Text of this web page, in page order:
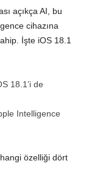
açıkça AI, bu
cihazına
İşte iOS 18.1
18.1’i de
Intelligence
hangi özelliği dört